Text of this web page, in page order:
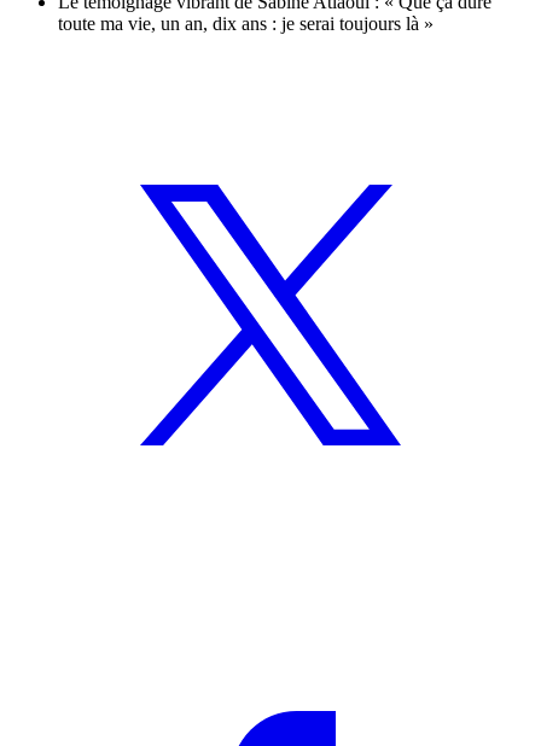
toute ma vie, un an, dix ans : je serai toujours là »